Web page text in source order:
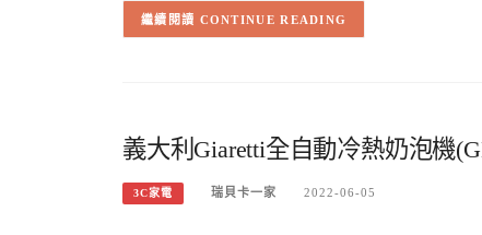
CONTINUE READING
義大利Giaretti全自動冷熱奶泡機
3C家電 瑞貝卡一家 2022-06-05